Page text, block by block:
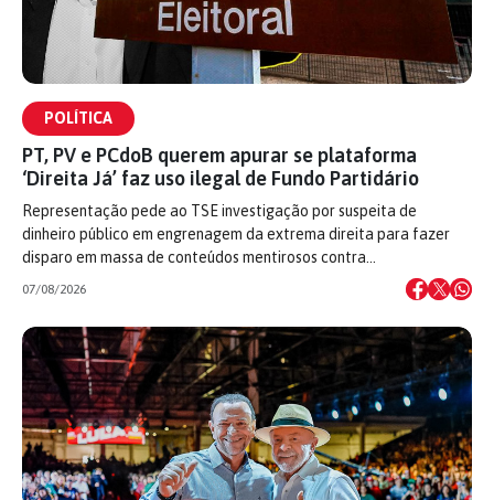
POLÍTICA
PT, PV e PCdoB querem apurar se plataforma
‘Direita Já’ faz uso ilegal de Fundo Partidário
Representação pede ao TSE investigação por suspeita de
dinheiro público em engrenagem da extrema direita para fazer
disparo em massa de conteúdos mentirosos contra…
07/08/2026